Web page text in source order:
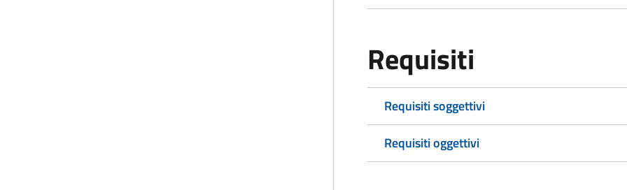
Requisiti
Requisiti soggettivi
Requisiti oggettivi